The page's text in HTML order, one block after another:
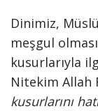
Dinimiz,
meşgul
kusurlarıyla
Nitekim Allah
kusurlarını